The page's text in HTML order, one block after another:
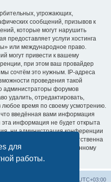
для
работы.
угрожающих,
сообщений, призывов к
которые могут нарушить
предоставляет услуги хостинга
или международное право.
могут привести к вашему
при этом ваш провайдер
мы сочтём это нужным. IP-адреса
проведения такой
администраторы форумов
удалить, отредактировать,
время по своему усмотрению.
что введённая вами информация
эта информация не будет открыта
ни администрация конференции
не может быть ответственна
к несанкционированному
UTC+03:00